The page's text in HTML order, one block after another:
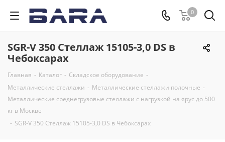
0
SGR-V 350 Стеллаж 15105-3,0 DS в
Чебоксарах
Главная - Каталог - Складское оборудование -
Металлические стеллажи - Металлические стеллажи полочные -
Металлические среднегрузовые стеллажи с нагрузкой на ярус до 500
кг в Москве
- SGR-V 350 Стеллаж 15105-3,0 DS в Чебоксарах